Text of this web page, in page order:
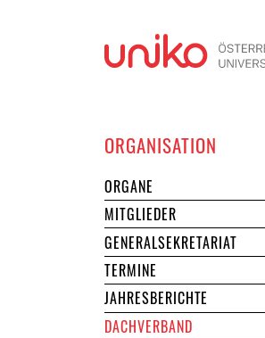
ORGANISATION
ORGANE
MITGLIEDERDER UNIKO
GENERALSEKRETARIAT
TERMINE
JAHRESBERICHTE
DACHVERBAND